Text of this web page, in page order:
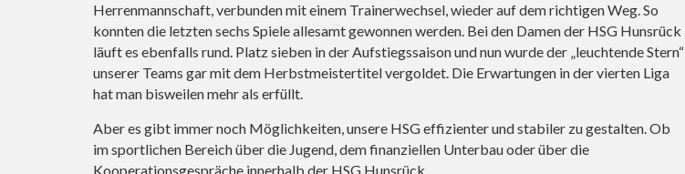
Herrenmannschaft, verbunden mit einem Trainerwechsel, wieder auf dem richtigen Weg. So
konnten die letzten sechs Spiele allesamt gewonnen werden. Bei den Damen der HSG Hunsrück
läuft es ebenfalls rund. Platz sieben in der Aufstiegssaison und nun wurde der „leuchtende Stern“
unserer Teams gar mit dem Herbstmeistertitel vergoldet. Die Erwartungen in der vierten Liga
hat man bisweilen mehr als erfüllt.
Aber es gibt immer noch Möglichkeiten, unsere HSG effizienter und stabiler zu gestalten. Ob
im sportlichen Bereich über die Jugend, dem finanziellen Unterbau oder über die
Kooperationsgespräche innerhalb der HSG Hunsrück.